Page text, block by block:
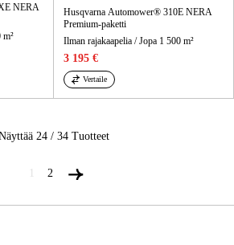
NERA
m²
Husqvarna Automower® 310E NERA
Premium-paketti
Ilman rajakaapelia / Jopa 1 500 m²
3 195 €
Vertaile
24 / 34 Tuotteet
2